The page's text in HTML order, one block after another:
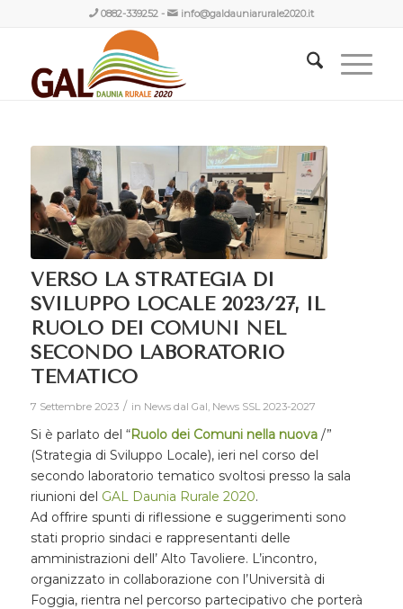
0882-339252- info@galdauniarurale2020.it
VERSO LA STRATEGIA DI
SVILUPPO LOCALE 2023/27, IL
RUOLO DEI COMUNI NEL
SECONDO LABORATORIO
TEMATICO
7 Settembre 2023 / in News dal Gal News SSL 2023-2027
Si è parlato del “Ruolo dei Comuni nella nuova/”
(Strategia di Sviluppo Locale), ieri nel corso del
secondo laboratorio tematico svoltosi presso la sala
riunioni del GAL Daunia Rurale 2020.
Ad offrire spunti di riflessione e suggerimenti sono
stati proprio sindaci e rappresentanti delle
amministrazioni dell’ Alto Tavoliere. L’incontro,
organizzato in collaborazione con l’Università di
Foggia, rientra nel percorso partecipativo che porterà